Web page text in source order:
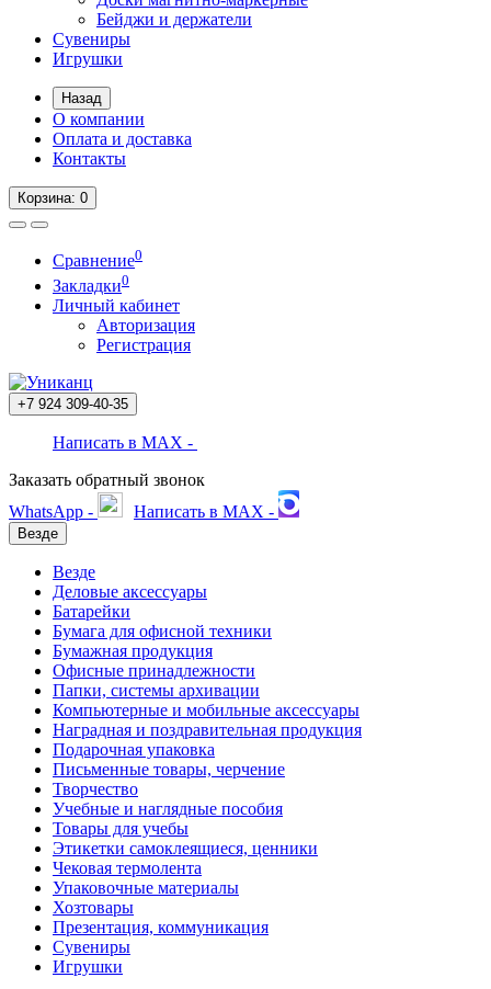
Бейджи и держатели
Сувениры
Игрушки
Назад
О компании
Оплата и доставка
Контакты
Корзина: 0
Сравнение0
Закладки0
Личный кабинет
Авторизация
Регистрация
+7 924 309-40-35
Написать в MAX -
Заказать обратный звонок
WhatsApp -
Написать в MAX -
Везде
Везде
Деловые аксессуары
Батарейки
Бумага для офисной техники
Бумажная продукция
Офисные принадлежности
Папки, системы архивации
Компьютерные и мобильные аксессуары
Наградная и поздравительная продукция
Подарочная упаковка
Письменные товары, черчение
Творчество
Учебные и наглядные пособия
Товары для учебы
Этикетки самоклеящиеся, ценники
Чековая термолента
Упаковочные материалы
Хозтовары
Презентация, коммуникация
Сувениры
Игрушки